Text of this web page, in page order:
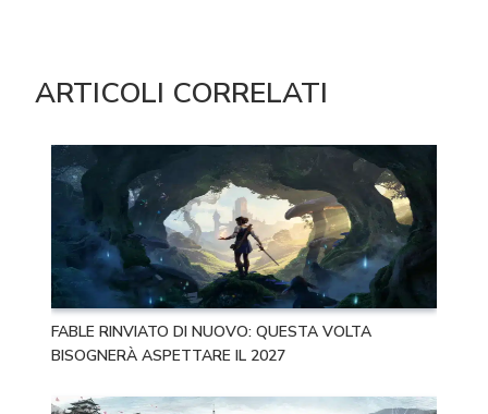
ARTICOLI CORRELATI
FABLE RINVIATO DI NUOVO: QUESTA VOLTA
BISOGNERÀ ASPETTARE IL 2027